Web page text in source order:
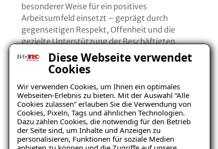
Diese Webseite verwendet
Cookies
Wir verwenden Cookies, um Ihnen ein optimales
Webseiten-Erlebnis zu bieten. Mit der Auswahl “Alle
Cookies zulassen” erlauben Sie die Verwendung von
Cookies, Pixeln, Tags und ähnlichen Technologien.
Dazu zählen Cookies, die notwendig für den Betrieb
der Seite sind, um Inhalte und Anzeigen zu
personalisieren, Funktionen für soziale Medien
besonderer Weise für ein positives
Arbeitsumfeld einsetzt – geprägt durch
gegenseitigen Respekt, Offenheit und die
gezielte Unterstützung der Beschäftigten.